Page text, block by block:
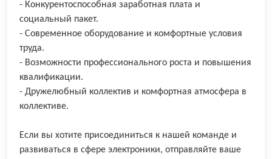
- Конкурентоспособная заработная плата и
социальный пакет.
- Современное оборудование и комфортные условия
труда.
- Возможности профессионального роста и повышения
квалификации.
- Дружелюбный коллектив и комфортная атмосфера в
коллективе.
Если вы хотите присоединиться к нашей команде и
развиваться в сфере электроники, отправляйте ваше